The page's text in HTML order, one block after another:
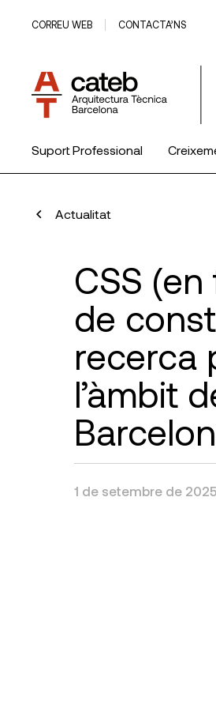
CORREU WEB CONTACTA’NS
Suport Professional
Actualitat
CSS
de
recerca
l’àmbit
1 de setembre de 2025